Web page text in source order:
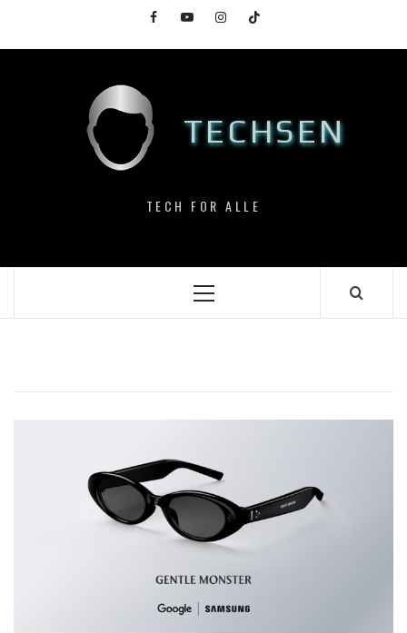
content
FacebookYouTubeInstagramTikTok
TECHSEN
TECH FOR ALLE
Primary